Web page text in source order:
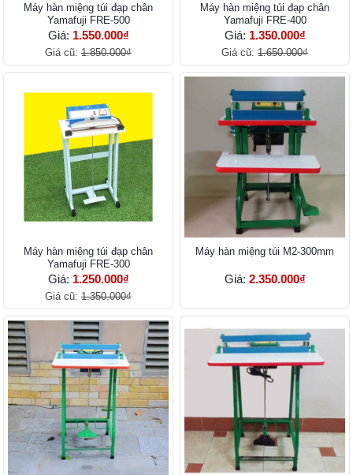
Máy hàn miệng túi đạp chân
Yamafuji FRE-500
Giá: 1.550.000₫
Giá cũ: 1.850.000₫
Máy hàn miệng túi đạp chân
Yamafuji FRE-400
Giá: 1.350.000₫
Giá cũ: 1.650.000₫
Máy hàn miệng túi đạp chân
Yamafuji FRE-300
Giá: 1.250.000₫
Giá cũ: 1.350.000₫
Máy hàn miệng túi M2-300mm
Giá: 2.350.000₫